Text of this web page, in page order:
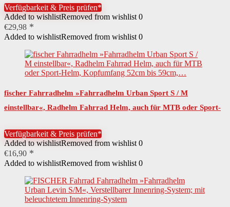
Verfügbarkeit & Preis prüfen*
Added to wishlistRemoved from wishlist 0
€29,98
Added to wishlistRemoved from wishlist 0
fischer Fahrradhelm »Fahrradhelm Urban Sport S / M
einstellbar«, Radhelm Fahrrad Helm, auch für MTB oder Sport-
Verfügbarkeit & Preis prüfen*
Added to wishlistRemoved from wishlist 0
€16,90
Added to wishlistRemoved from wishlist 0